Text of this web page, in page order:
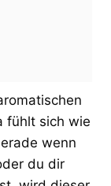
fühlt sich wie
wenn
du dir